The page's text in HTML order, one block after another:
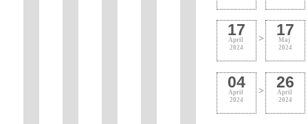
17
April
2024
> 17
Maj
2024
04
April
2024
> 26
April
2024